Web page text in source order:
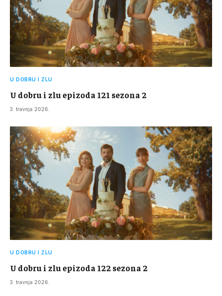
U DOBRU I ZLU
U dobru i zlu epizoda 121 sezona 2
3. travnja 2026.
U DOBRU I ZLU
U dobru i zlu epizoda 122 sezona 2
3. travnja 2026.